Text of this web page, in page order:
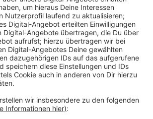
die internationale
ihre Vielfalt. Auch die
Arbeit von rund 300
habe Eindruck gemacht.
29.06.2023 07:23